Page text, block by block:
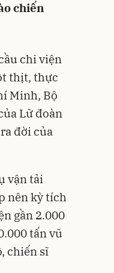
chiến
chi viện
thịt, thực
Minh, Bộ
Lữ đoàn
đời của
vận tải
nên kỳ tích
gần 2.000
tấn vũ
chiến sĩ